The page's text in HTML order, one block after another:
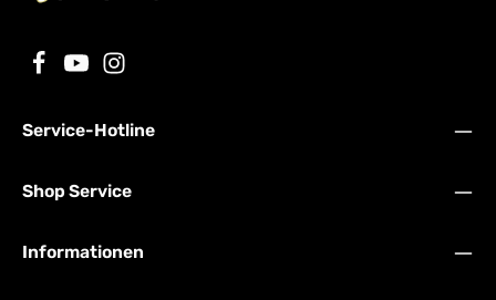
Service-Hotline
Shop Service
Informationen